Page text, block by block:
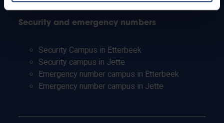
Security and emergency numbers
Security Campus in Etterbeek
Security campus in Jette
Emergency number campus in Etterbeek
Emergency number campus in Jette